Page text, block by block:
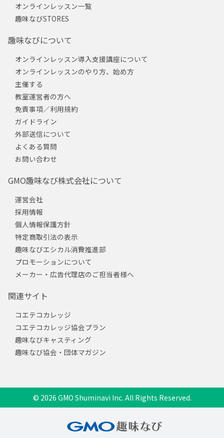
オンラインレッスン一覧
趣味なびSTORES
趣味なびについて
オンラインレッスン導入支援講座について
オンラインレッスンのやり方、始め方
主催する
教室運営者の方へ
免責事項／利用規約
ガイドライン
外部送信について
よくある質問
お問い合わせ
GMO趣味なび株式会社について
運営会社
採用情報
個人情報保護方針
特定商取引法の表示
趣味なびエシカル消費推進部
プロモーションについて
メーカー・広告代理店のご担当者様へ
関連サイト
コエテコカレッジ
コエテコカレッジ協会プラン
趣味なびキャスティング
趣味なび協会・団体マガジン
© 2026 GMO Shuminavi Inc. All Rights Reserved.